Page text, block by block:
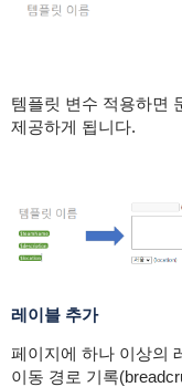
템플릿 변수 적용하면
제공하게 됩니다.
레이블 추가
페이지에 하나 이상의
이동 경로 기록